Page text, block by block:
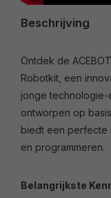
Beschrijving
Ontdek de
Robotkit, een
jonge technologie-
ontworpen op
biedt een perfecte
en programmeren.
Belangrijkste